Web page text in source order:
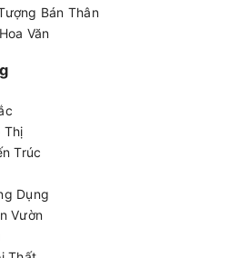
Bán Thân
Văn
Thị
Trúc
Dụng
Vườn